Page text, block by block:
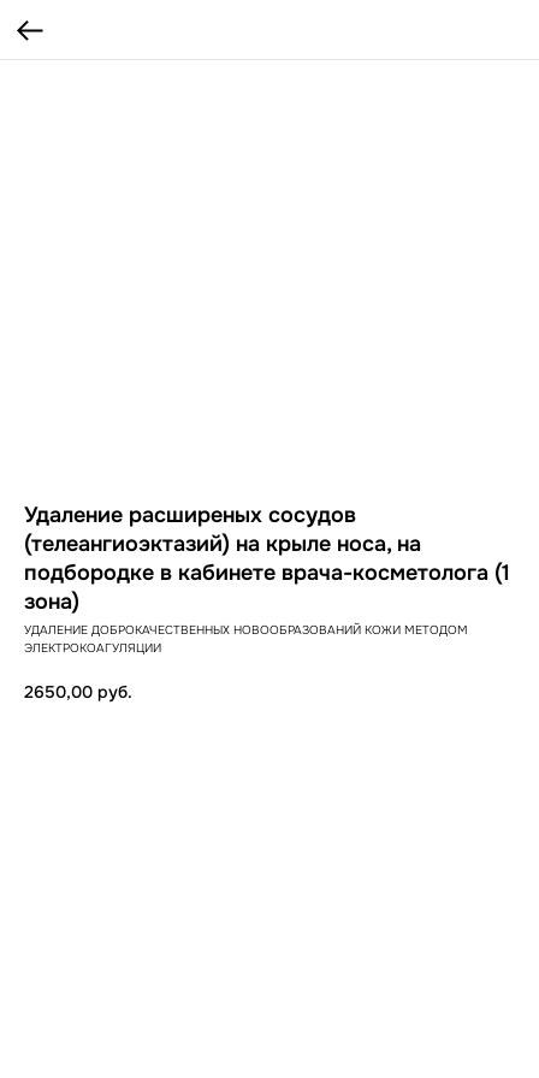
Удаление расширеных сосудов
(телеангиоэктазий) на крыле носа, на
подбородке в кабинете врача-косметолога (1
зона)
УДАЛЕНИЕ ДОБРОКАЧЕСТВЕННЫХ НОВООБРАЗОВАНИЙ КОЖИ МЕТОДОМ
ЭЛЕКТРОКОАГУЛЯЦИИ
2650,00 руб.